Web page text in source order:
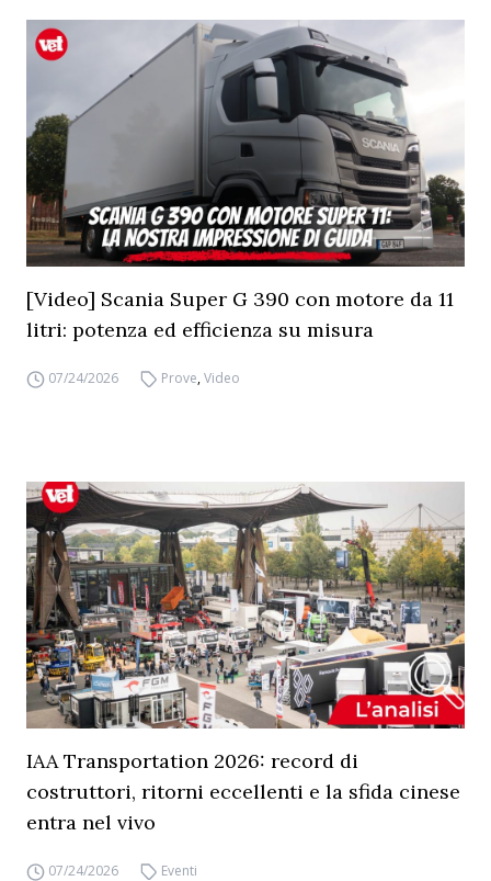
[Video] Scania Super G 390 con motore da 11
litri: potenza ed efficienza su misura
07/24/2026 Prove,Video
IAA Transportation 2026: record di
costruttori, ritorni eccellenti e la sfida cinese
entra nel vivo
07/24/2026 Eventi